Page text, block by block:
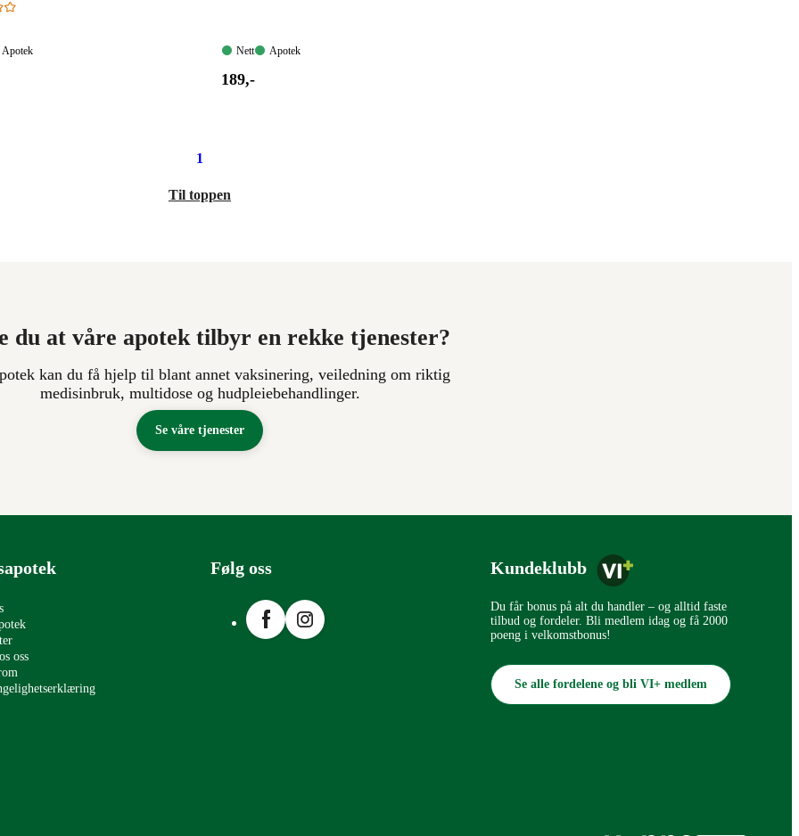
Apotek:
Apotek
Nett:
Nett
Apotek:
Apotek
Pris:
189,-
1
Til toppen
du at våre apotek tilbyr en rekke tjenester?
kan du få hjelp til blant annet vaksinering, veiledning om riktig
medisinbruk, multidose og hudpleiebehandlinger.
Se våre tjenester
oss
Følg oss
FacebookInstagram
Kundeklubb
Du får bonus på alt du handler – og alltid faste
tilbud og fordeler. Bli medlem idag og få 2000
poeng i velkomstbonus!
Se alle fordelene og bli VI+ medlem